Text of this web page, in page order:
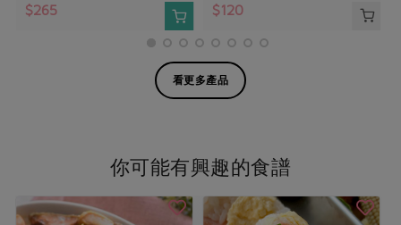
$265 $120
看更多產品
你可能有興趣的食譜